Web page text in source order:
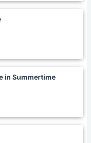
in Summertime